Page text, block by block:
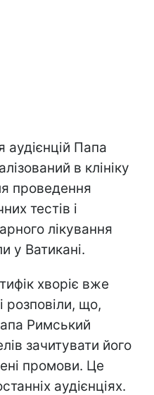
аудієнцій Папа
в клініку
проведення
тестів і
лікування
у Ватикані.
хворіє вже
розповіли, що,
Римський
зачитувати його
промови. Це
аудієнціях.